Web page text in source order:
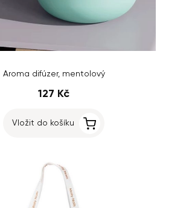
Aroma difúzer, mentolový
127 Kč
Vložit do košíku